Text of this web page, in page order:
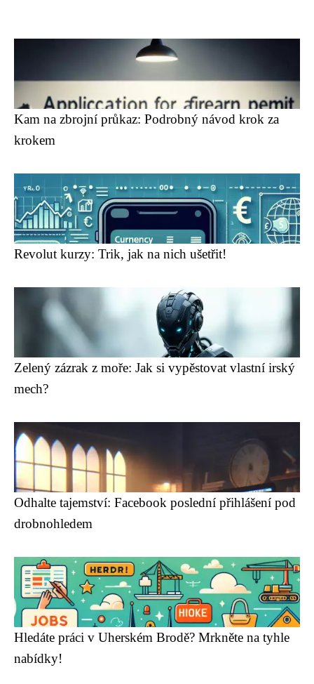
Kam na zbrojní průkaz: Podrobný návod krok za
krokem
Revolut kurzy: Trik, jak na nich ušetřit!
Zelený zázrak z moře: Jak si vypěstovat vlastní irský
mech?
Odhalte tajemství: Facebook poslední přihlášení pod
drobnohledem
Hledáte práci v Uherském Brodě? Mrkněte na tyhle
nabídky!